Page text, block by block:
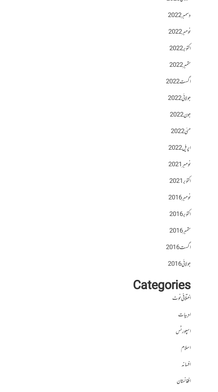
دسمبر 2022
نومبر 2022
اکتوبر 2022
ستمبر 2022
اگست 2022
جولائی 2022
جون 2022
مئی 2022
اپریل 2022
نومبر 2021
اکتوبر 2021
نومبر 2016
اکتوبر 2016
ستمبر 2016
اگست 2016
جولائی 2016
Categories
اختلافی نوٹ
ادبیات
اسپورٹس
اسلام
افسانہ
افغانستان